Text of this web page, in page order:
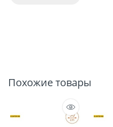
Похожие товары